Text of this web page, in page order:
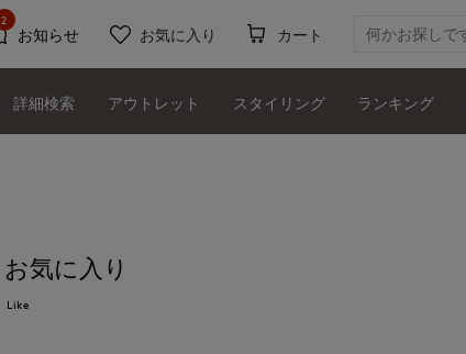
お知らせ
2
お気に入り カート
詳細検索 アウトレット スタイリング ランキング
お気に入り
Like